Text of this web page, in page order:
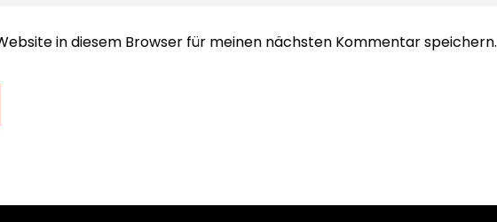
in diesem Browser für meinen nächsten Kommentar speichern.